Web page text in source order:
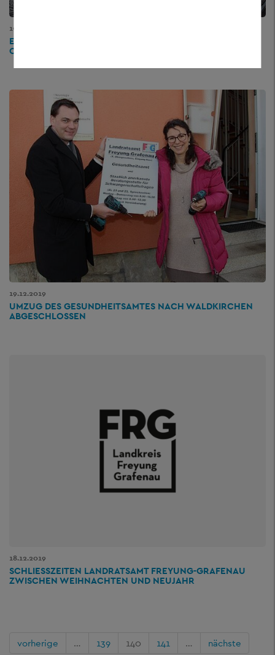
19.12.2019
EIN STÜCK HEIMAT AUF DEM MÜNCHNER
CHRISTKINDLMARKT
19.12.2019
UMZUG DES GESUNDHEITSAMTES NACH WALDKIRCHEN
ABGESCHLOSSEN
18.12.2019
SCHLIESSZEITEN LANDRATSAMT FREYUNG-GRAFENAU Z
WISCHEN WEIHNACHTEN UND NEUJAHR
vorherige … 139 140 141 … nächste